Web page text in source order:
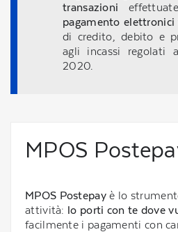
transazioni
pagamento elettronici
di credito, debito e
agli incassi regolati
2020.
MPOS
MPOS Postepayè lo
attività: lo porti con te dove
facilmente i pagamenti con